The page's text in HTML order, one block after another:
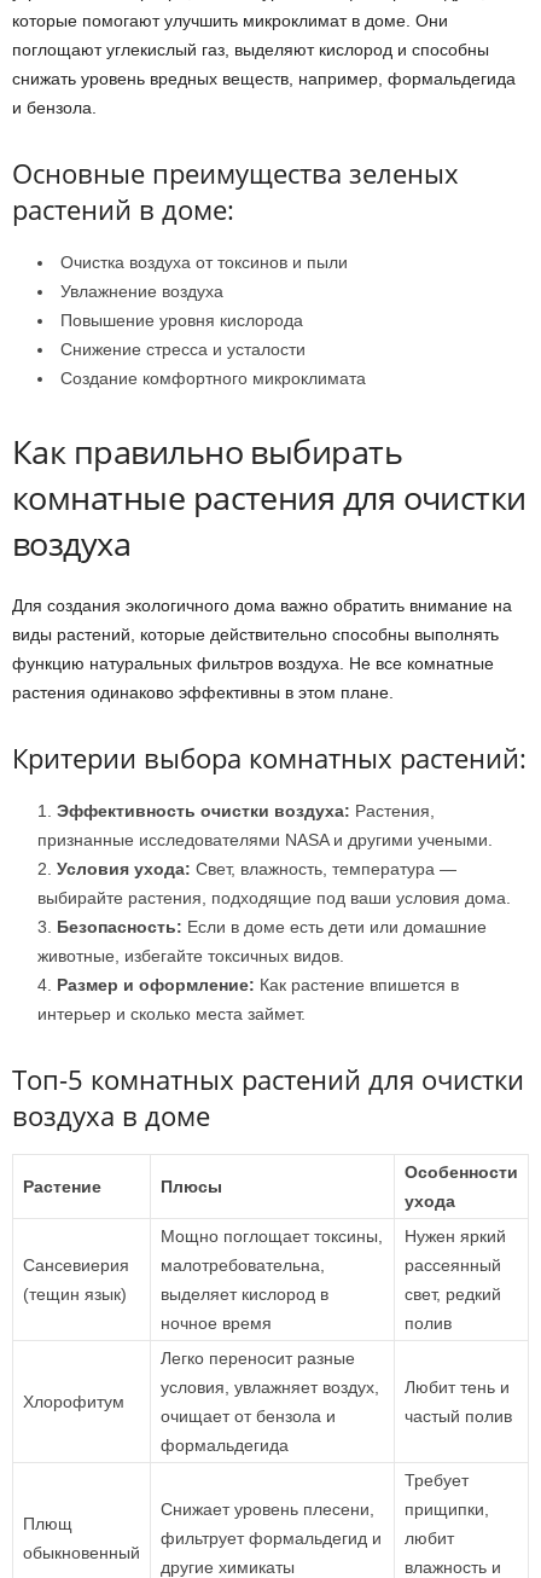
которые помогают улучшить микроклимат в доме. Они
поглощают углекислый газ, выделяют кислород и способны
снижать уровень вредных веществ, например, формальдегида
и бензола.
Основные преимущества зеленых
растений в доме:
Очистка воздуха от токсинов и пыли
Увлажнение воздуха
Повышение уровня кислорода
Снижение стресса и усталости
Создание комфортного микроклимата
Как правильно выбирать
комнатные растения для очистки
воздуха
Для создания экологичного дома важно обратить внимание на
виды растений, которые действительно способны выполнять
функцию натуральных фильтров воздуха. Не все комнатные
растения одинаково эффективны в этом плане.
Критерии выбора комнатных растений:
Эффективность очистки воздуха: Растения,
признанные исследователями NASA и другими учеными.
Условия ухода: Свет, влажность, температура —
выбирайте растения, подходящие под ваши условия дома.
Безопасность: Если в доме есть дети или домашние
животные, избегайте токсичных видов.
Размер и оформление: Как растение впишется в
интерьер и сколько места займет.
Топ-5 комнатных растений для очистки
воздуха в доме
Растение Плюсы
Особенности
ухода
Сансевиерия
(тещин язык)
Мощно поглощает токсины,
малотребовательна,
выделяет кислород в
ночное время
Нужен яркий
рассеянный
свет, редкий
полив
Хлорофитум
Легко переносит разные
условия, увлажняет воздух,
очищает от бензола и
формальдегида
Любит тень и
частый полив
Плющ
обыкновенный
Снижает уровень плесени,
фильтрует формальдегид и
другие химикаты
Требует
прищипки,
любит
влажность и